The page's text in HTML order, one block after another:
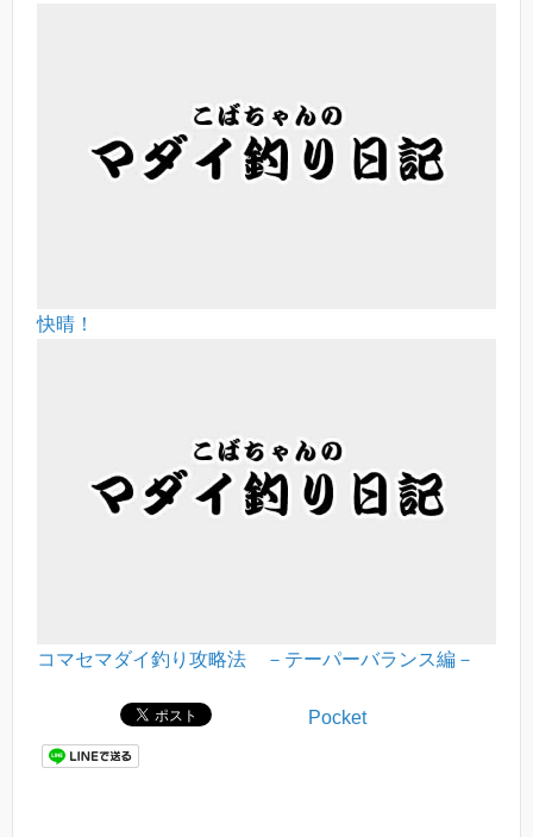
快晴！
コマセマダイ釣り攻略法 －テーパーバランス編－
Pocket